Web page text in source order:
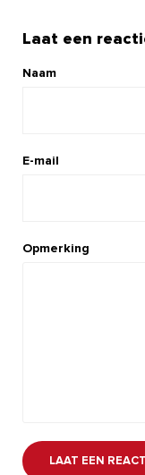
Laat een
Naam
E-mail
Opmerking
LAAT EEN